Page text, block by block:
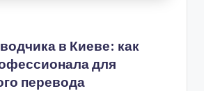
в Киеве: как
для
перевода